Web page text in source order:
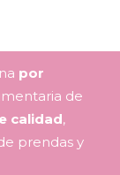
por
de
calidad,
prendas y